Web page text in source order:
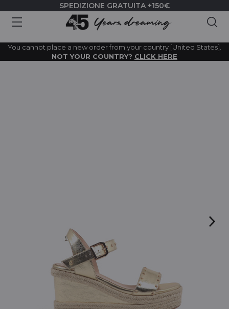
SPEDIZIONE GRATUITA +150€
You cannot place a new order from your country [United States].
NOT YOUR COUNTRY? CLICK HERE